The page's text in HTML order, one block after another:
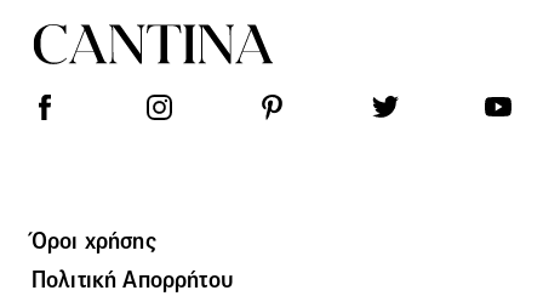
Όροι χρήσης
Πολιτική Απορρήτου